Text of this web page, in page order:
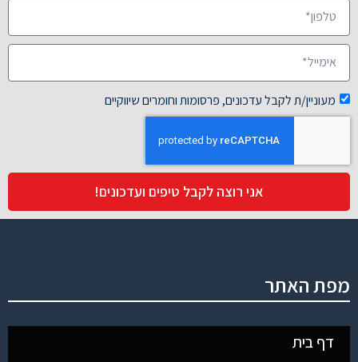
מעוניין/ת לקבל עדכונים, פרסומות וחומרים שיווקיים
אני רוצה לקבל טיפים ועדכונים!
מפת האתר
דף בית